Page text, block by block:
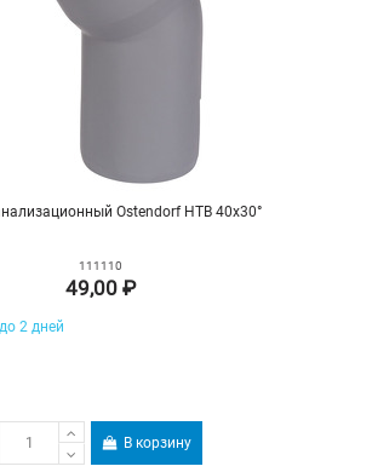
Ostendorf HTB 40х30°
111110
49,00 ₽
2 дней
В корзину